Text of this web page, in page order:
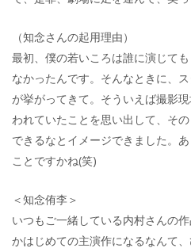
（知念さんの起用理由）
最初、僕の若いころは誰に演じて
なかったんです。そんなときに、
が挙がってきて。そういえば撮影
われていたことを思い出して、そ
できるなとイメージできました。
ことですかね(笑)
＜知念侑李＞
いつもご一緒している内村さんの
かはじめての主演作になるなんて